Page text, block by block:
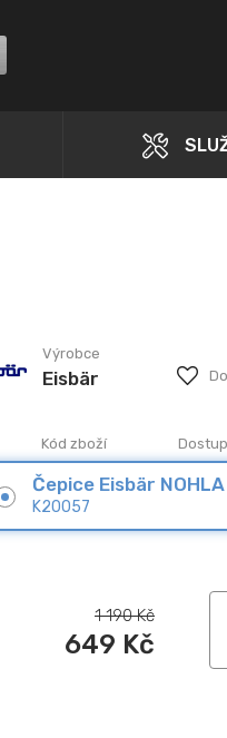
Výrobce
Eisbär
Kód zboží
Čepice Eisbär
K20057
1 190Kč
649 Kč